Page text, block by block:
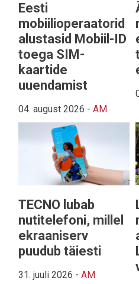
Eesti
mobiilioperaatorid
alustasid Mobiil-ID
toega SIM-
kaartide
uuendamist
04. august 2026 - AM
TECNO lubab
nutitelefoni, millel
ekraaniserv
puudub täiesti
31. juuli 2026 - AM